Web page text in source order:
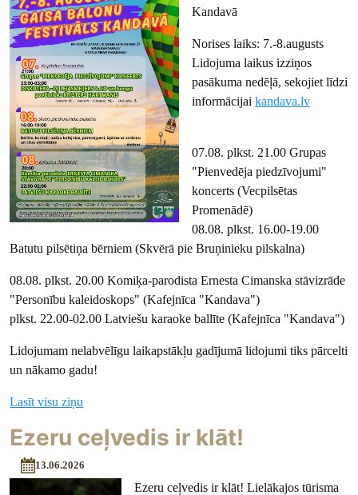
Kandavā
Norises laiks: 7.-8.augusts
Lidojuma laikus izziņos
pasākuma nedēļā, sekojiet līdzi
informācijai kandava.lv
07.08. plkst. 21.00 Grupas
"Pienvedēja piedzīvojumi"
koncerts (Vecpilsētas
Promenādē)
08.08. plkst. 16.00-19.00
Batutu pilsētiņa bērniem (Skvērā pie Bruņinieku pilskalna)
08.08. plkst. 20.00 Komiķa-parodista Ernesta Cimanska stāvizrāde
"Personību kaleidoskops" (Kafejnīca "Kandava")
plkst. 22.00-02.00 Latviešu karaoke ballīte (Kafejnīca "Kandava")
Lidojumam nelabvēlīgu laikapstākļu gadījumā lidojumi tiks pārcelti
un nākamo gadu!
Lasīt visu ziņu
Ezeru ceļvedis ir klāt!
13.06.2026
Ezeru ceļvedis ir klāt! Lielākajos tūrisma